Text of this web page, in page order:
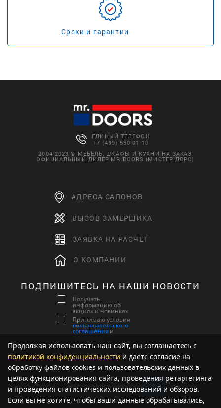
Сроки и гарантии
ЕДИНЫЙ ТЕЛЕФОН
+7 (499) 550-01-10
2004-2023 © МЕБЕЛЬ, ШКАФЫ И КУХНИ НА ЗАКАЗ
ОФИЦИАЛЬНЫЙ ДИЛЕР MR.DOORS (МИСТЕР ДОРС)
АДРЕСА САЛОНОВ
ВЫЗОВ ЗАМЕРЩИКА
ЗАЯВКА НА РАСЧЕТ
О КОМПАНИИ
ПОДПИШИТЕСЬ НА НАШИ НОВОСТИ
Получать
информацию об
акциях и новинках
Принимаю условия
пользовательского
соглашения и
конфиденциальности
обработку
персональных данных
Продолжая использовать наш сайт, вы соглашаетесь с
политикой конфиденциальности и даёте согласие на
обработку файлов cookies и пользовательских данных в
целях функционирования сайта, проведения ретаргетинга
и проведения статистических исследований и обзоров.
Если вы не хотите, чтобы ваши данные обрабатывались,